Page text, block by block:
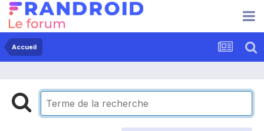
Accueil